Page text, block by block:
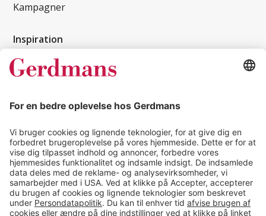
Kampagner
Inspiration
Kundereferencer
Tips & guides
Kontakt
salg@gerdmans.dk
49 18 07 07
Salgsafdeling åbningstider